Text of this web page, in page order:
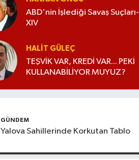
ABD'nin İşlediği Savaş Suçları-
XIV
HALIT GÜLEÇ
TEŞVİK VAR, KREDİ VAR... PEKİ
KULLANABİLİYOR MUYUZ?
GÜNDEM
Yalova Sahillerinde Korkutan Tablo